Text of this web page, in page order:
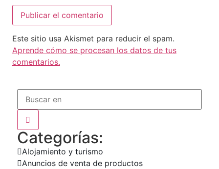
Este sitio usa Akismet para reducir el spam.
Aprende cómo se procesan los datos de tus
comentarios.
Categorías:
Alojamiento y turismo
Anuncios de venta de productos